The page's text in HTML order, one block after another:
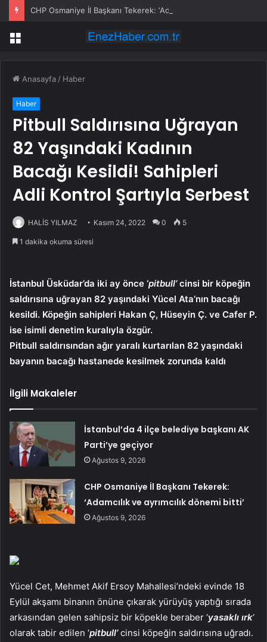
Menü
Anasayfa / Haber
Haber
Pitbull Saldırısına Uğrayan
82 Yaşındaki Kadının
Bacağı Kesildi! Sahipleri
Adli Kontrol Şartıyla Serbest
HALİS YILMAZ Kasım 24, 2022 0 5
1 dakika okuma süresi
İstanbul Üsküdar’da iki ay önce ‘pitbull’cinsi bir köpeğin
saldırısına uğrayan 82 yaşındaki Yücel Ata’nın bacağı
kesildi. Köpeğin sahipleri Hakan Ç, Hüseyin Ç. ve Cafer P.
ise isimli denetim kuralıyla özgür.
Pitbull saldırısından ağır yaralı kurtarılan 82 yaşındaki
bayanın bacağı hastanede kesilmek zorunda kaldı
İlgili Makaleler
İstanbul’da 4 ilçe belediye başkanı AK
Parti’ye geçiyor
Ağustos 9, 2026
CHP Osmaniye İl Başkanı Tekerek:
‘Adamcılık ve ayrımcılık dönemi bitti’
Ağustos 9, 2026
Yücel Cet, Mehmet Akif Ersoy Mahallesi’ndeki evinde 18
Eylül akşamı binanın önüne çıkarak yürüyüş yaptığı sırada
arkasından gelen sahipsiz bir köpekle beraber ‘yasaklı ırk‘
olarak tabir edilen ‘pitbull’cinsi köpeğin saldırısına uğradı.